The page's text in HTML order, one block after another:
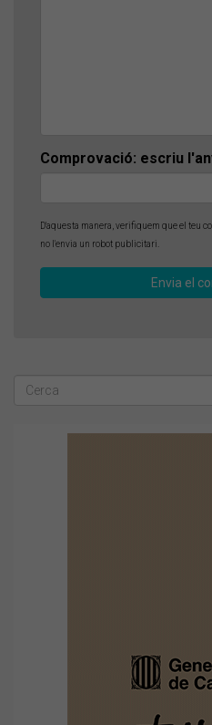
Comprovació: escriu
D'aquesta manera, verifiquem que el teu
no l'envia un robot publicitari.